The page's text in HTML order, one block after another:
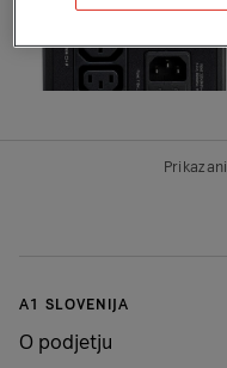
A1 SLOVENIJA
O podjetju